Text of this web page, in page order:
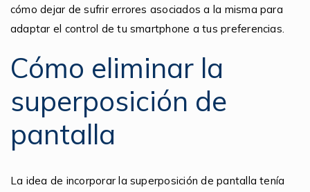
cómo dejar de sufrir errores asociados a la misma para
adaptar el control de tu smartphone a tus preferencias.
Cómo eliminar la
superposición de
pantalla
La idea de incorporar la superposición de pantalla tenía